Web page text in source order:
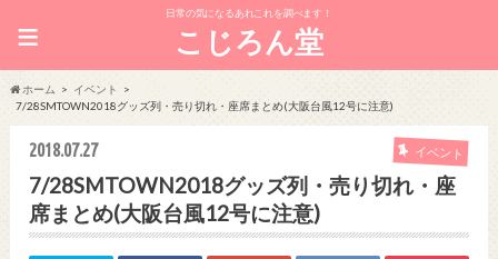
日常の気になるあれこれを調べます！
こじろん堂
≡
ホーム
イベント
7/28SMTOWN2018グッズ列・売り切れ・座席まとめ(大阪台風12号に注意)
2018.07.27 イベント
7/28SMTOWN2018グッズ列・売り切れ・座
席まとめ(大阪台風12号に注意)